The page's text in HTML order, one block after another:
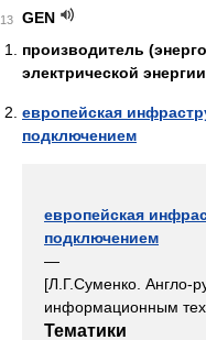
13
GEN
производитель
электрической энергии
европейская
подключением
европейская
подключением
—
[Л.Г.Суменко. Англо-
информационным
Тематики